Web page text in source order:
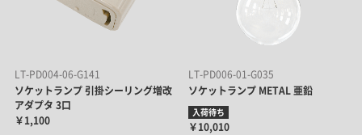
LT-PD004-06-G141
ソケットランプ 引掛シーリング増改
アダプタ 3口
￥1,100
LT-PD006-01-G035
ソケットランプ METAL 亜鉛
入荷待ち
￥10,010